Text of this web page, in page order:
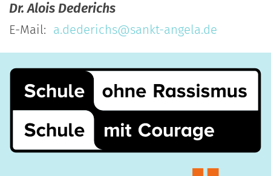
Dr.AloisDederichs
E-Mail: a.dederichs@sankt-angela.de